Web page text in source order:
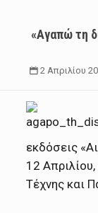
«Αγαπώ τη
2 Απριλίου
εκδόσεις
12 Απριλίου,
Τέχνης και